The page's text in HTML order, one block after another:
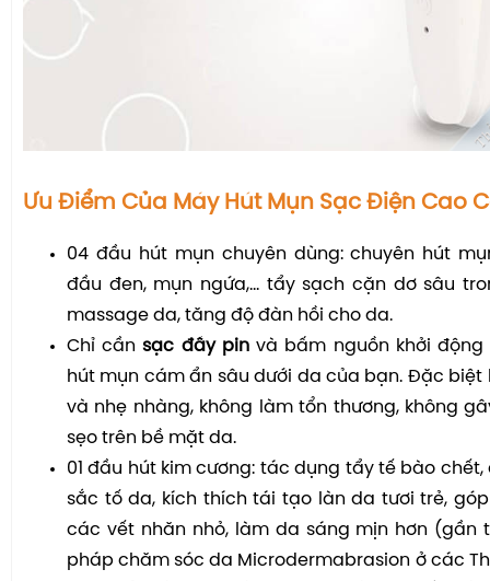
Ưu Điểm Của Máy Hút Mụn Sạc Điện Cao
04 đầu hút mụn chuyên dùng: chuyên hút
đầu đen, mụn ngứa,… tẩy sạch cặn dơ sâu
massage da, tăng độ đàn hồi cho da.
Chỉ cần sạc đầy pinvà bấm nguồn khởi động
hút mụn cám ẩn sâu dưới da của bạn. Đặc biệt
và nhẹ nhàng, không làm tổn thương, không
sẹo trên bề mặt da.
01 đầu hút kim cương: tác dụng tẩy tế bào
sắc tố da, kích thích tái tạo làn da tươi trẻ,
các vết nhăn nhỏ, làm da sáng mịn hơn (gần
pháp chăm sóc da Microdermabrasion ở các